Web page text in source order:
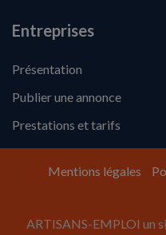
Entreprises
Présentation
Publier une annonce
Prestations et tarifs
ARTISANS-EMPLOI un
Mentions légales